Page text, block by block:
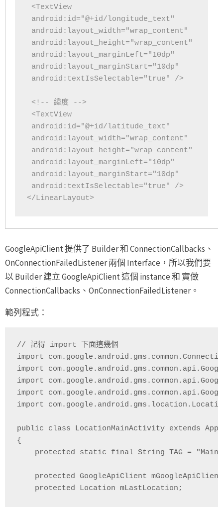
<TextView
android:id="@+id/longitude_text"
android:layout_width="wrap_content"
android:layout_height="wrap_content"
android:layout_marginLeft="10dp"
android:layout_marginStart="10dp"
android:textIsSelectable="true" />
<!-- 緯度 -->
<TextView
android:id="@+id/latitude_text"
android:layout_width="wrap_content"
android:layout_height="wrap_content"
android:layout_marginLeft="10dp"
android:layout_marginStart="10dp"
android:textIsSelectable="true" />
</LinearLayout>
GoogleApiClient 提供了 Builder 和 ConnectionCallbacks、
OnConnectionFailedListener 兩個 Interface，所以我們要
以 Builder 建立 GoogleApiClient 這個 instance 和 實做
ConnectionCallbacks、OnConnectionFailedListener。
範列程式：
// 記得 import 下面這幾個
import
import
import
import
import
public class LocationMainActivity extends
{
protected static final String TAG =
protected GoogleApiClient
    protected Location mLastLocation;